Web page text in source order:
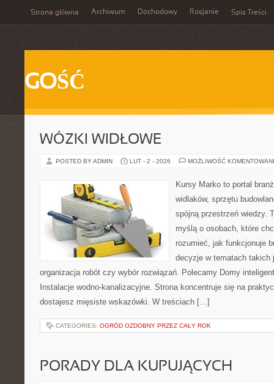
Strona główna Archiwum Dochodowy Rosjanie Spis Treści
GOŚĆ
WÓZKI WIDŁOWE
POSTED BY ADMIN LUT - 2 - 2026 MOŻLIWOŚĆ
Kursy Marko to portal
widlaków, sprzętu
spójną przestrzeń wiedzy.
myślą o osobach, które
rozumieć, jak funkcjonuje
decyzje w tematach
organizacja robót czy wybór rozwiązań. Polecamy Domy
Instalacje wodno-kanalizacyjne. Strona koncentruje się na
dostajesz mięsiste wskazówki. W treściach […]
CATEGORIES: OGRÓD OZDOBNY PRZEZ CAŁY ROK
PORADY DLA KUPUJĄCYCH